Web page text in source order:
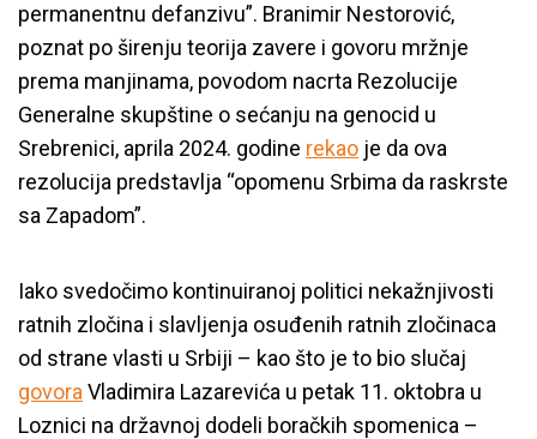
permanentnu defanzivu”. Branimir Nestorović,
poznat po širenju teorija zavere i govoru mržnje
prema manjinama, povodom nacrta Rezolucije
Generalne skupštine o sećanju na genocid u
Srebrenici, aprila 2024. godine rekao je da ova
rezolucija predstavlja “opomenu Srbima da raskrste
sa Zapadom”.
Iako svedočimo kontinuiranoj politici nekažnjivosti
ratnih zločina i slavljenja osuđenih ratnih zločinaca
od strane vlasti u Srbiji – kao što je to bio slučaj
govora Vladimira Lazarevića u petak 11. oktobra u
Loznici na državnoj dodeli boračkih spomenica –